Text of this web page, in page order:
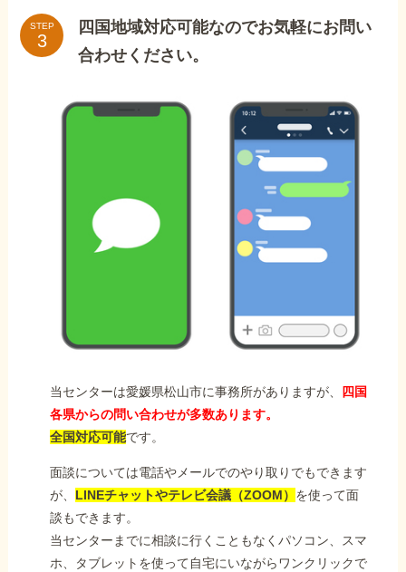
STEP
四国地域対応可能なのでお気軽にお問い
合わせください。
当センターは愛媛県松山市に事務所がありますが、
四国
各県からの問い合わせが多数あります。
全国対応可能です。
面談については電話やメールでのやり取りでもできます
が、 LINEチャットやテレビ会議（ZOOM） を使って面
談もできます。
当センターまでに相談に行くこともなくパソコン、スマ
ホ、タブレットを使って自宅にいながらワンクリックで